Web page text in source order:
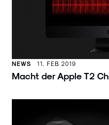
NEWS 11. FEB 2019
Macht der Apple T2